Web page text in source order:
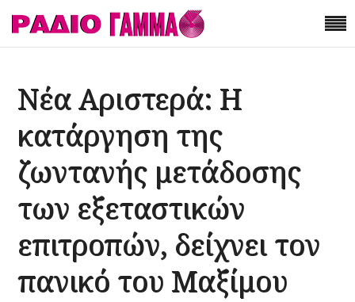
Νέα Αριστερά: Η
κατάργηση της
ζωντανής μετάδοσης
των εξεταστικών
επιτροπών, δείχνει τον
πανικό του Μαξίμου